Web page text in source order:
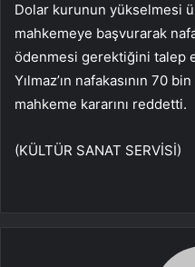
Dolar kurunun yükselmesi
mahkemeye başvurarak
ödenmesi gerektiğini talep
Yılmaz’ın nafakasının 70
mahkeme kararını reddetti.
(KÜLTÜR SANAT SERVİSİ)